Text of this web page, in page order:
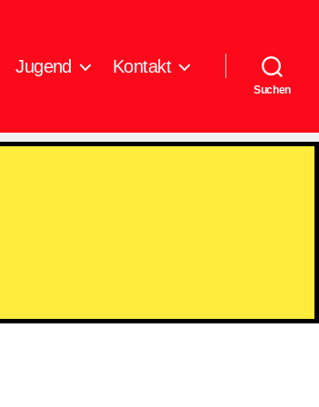
Jugend Kontakt
Suchen